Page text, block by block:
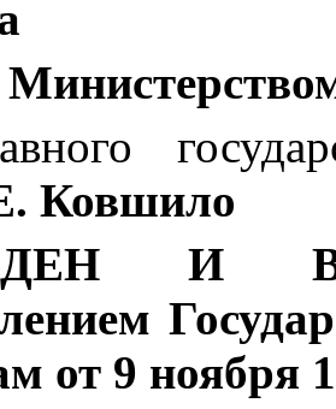
Ковшило
И
от 9 ноября